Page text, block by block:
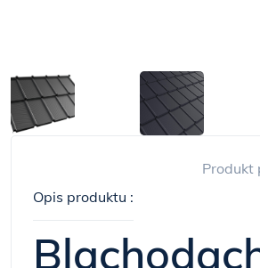
Produkt
Opis produktu :